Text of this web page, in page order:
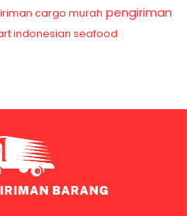
cargo murah pengiriman
indonesian seafood